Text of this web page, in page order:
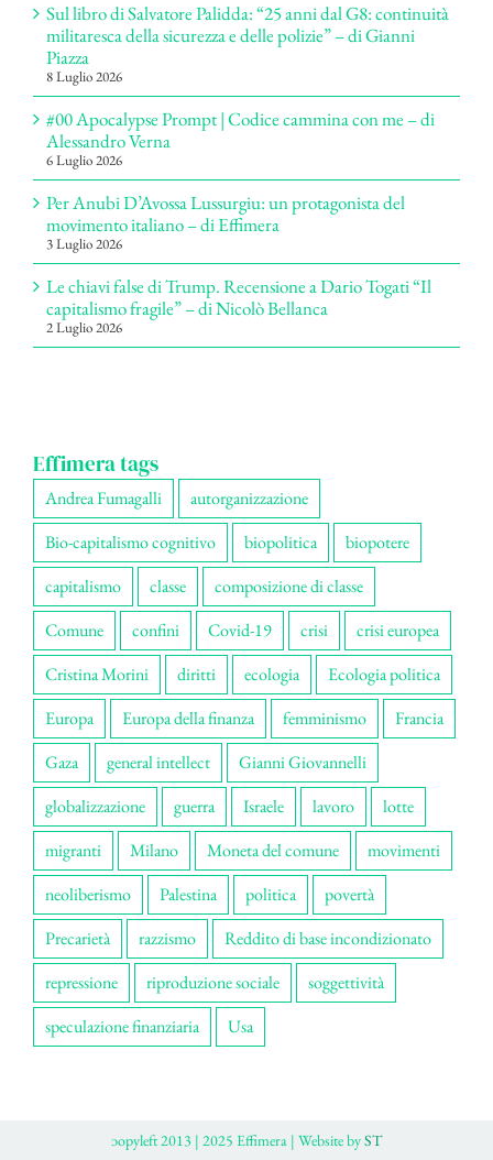
Sul libro di Salvatore Palidda: “25 anni dal G8: continuità
militaresca della sicurezza e delle polizie” – di Gianni
Piazza
8 Luglio 2026
#00 Apocalypse Prompt | Codice cammina con me – di
Alessandro Verna
6 Luglio 2026
Per Anubi D’Avossa Lussurgiu: un protagonista del
movimento italiano – di Effimera
3 Luglio 2026
Le chiavi false di Trump. Recensione a Dario Togati “Il
capitalismo fragile” – di Nicolò Bellanca
2 Luglio 2026
Effimera tags
Andrea Fumagalli
autorganizzazione
Bio-capitalismo cognitivo
biopolitica
biopotere
capitalismo
classe
composizione di classe
Comune
confini Covid-19 crisi
crisi europea
Cristina Morini
diritti ecologia
Ecologia politica
Europa
Europa della finanza femminismo
Francia
Gaza
general intellect
Gianni Giovannelli
globalizzazione
guerra Israele lavoro
lotte
migranti
Milano Moneta del comune
movimenti
neoliberismo
Palestina politica
povertà
Precarietà
razzismo
Reddito di base incondizionato
repressione
riproduzione sociale
soggettività
speculazione finanziaria
Usa
ɔopyleft 2013 | 2025 Effimera | Website byST